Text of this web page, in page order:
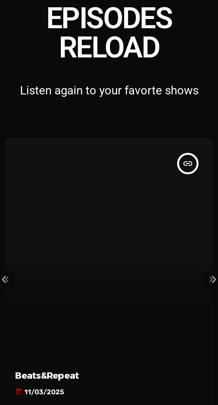
EPISODES
RELOAD
Listen again to your favorte shows
insert_link
Beats&Repeat
today 11/03/2025